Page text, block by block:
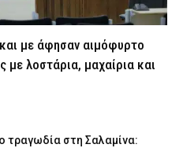
του ενώ κολυμπούσε στο
Φινόπουλου λόγω
με άφησαν αιμόφυρτο
λοστάρια, μαχαίρια και
τραγωδία στη Σαλαμίνα: